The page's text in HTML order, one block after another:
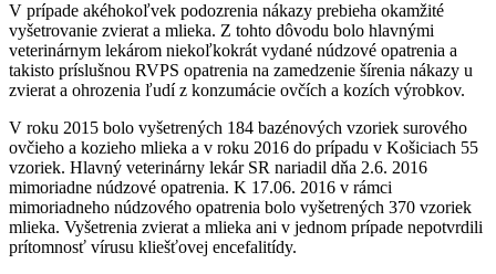
V prípade akéhokoľvek podozrenia nákazy prebieha okamžité
vyšetrovanie zvierat a mlieka. Z tohto dôvodu bolo hlavnými
veterinárnym lekárom niekoľkokrát vydané núdzové opatrenia a
takisto príslušnou RVPS opatrenia na zamedzenie šírenia nákazy u
zvierat a ohrozenia ľudí z konzumácie ovčích a kozích výrobkov.
V roku 2015 bolo vyšetrených 184 bazénových vzoriek surového
ovčieho a kozieho mlieka a v roku 2016 do prípadu v Košiciach 55
vzoriek. Hlavný veterinárny lekár SR nariadil dňa 2.6. 2016
mimoriadne núdzové opatrenia. K 17.06. 2016 v rámci
mimoriadneho núdzového opatrenia bolo vyšetrených 370 vzoriek
mlieka. Vyšetrenia zvierat a mlieka ani v jednom prípade nepotvrdili
prítomnosť vírusu kliešťovej encefalitídy.